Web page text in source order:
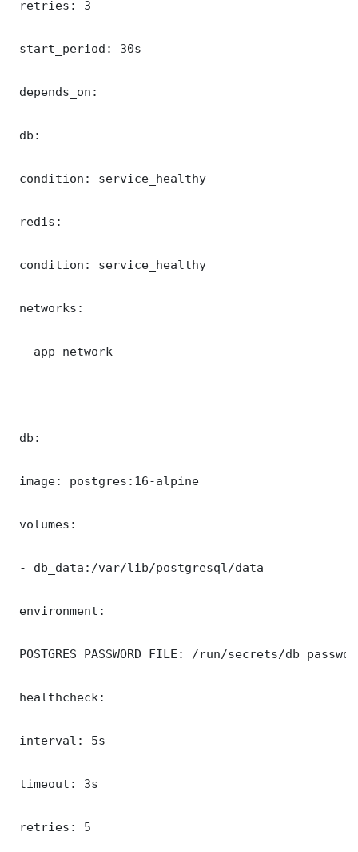
retries: 3
start_period: 30s
depends_on:
db:
condition: service_healthy
redis:
condition: service_healthy
networks:
- app-network
db:
image: postgres:16-alpine
volumes:
- db_data:/var/lib/postgresql/data
environment:
POSTGRES_PASSWORD_FILE: /run/secrets/
healthcheck:
interval: 5s
timeout: 3s
retries: 5